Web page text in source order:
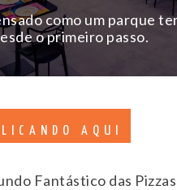
como um parque
o primeiro passo.
AQUI
Fantástico das